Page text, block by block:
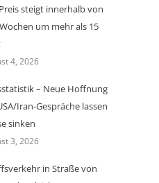
steigt innerhalb von
um mehr als 15
4, 2026
– Neue Hoffnung
Iran-Gespräche lassen
sinken
3, 2026
in Straße von